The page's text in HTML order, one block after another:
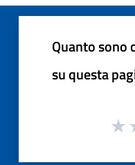
Quanto sono
su questa